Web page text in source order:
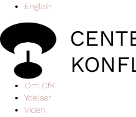
English
Om CfK
Ydelser
Viden